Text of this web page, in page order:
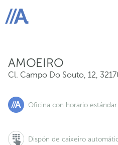
ABANCA
AMOEIRO
Cl. Campo Do Souto, 12,
Oficina con horario estándar
Dispón de caixeiro
Cl. Campo Do Souto, 12,